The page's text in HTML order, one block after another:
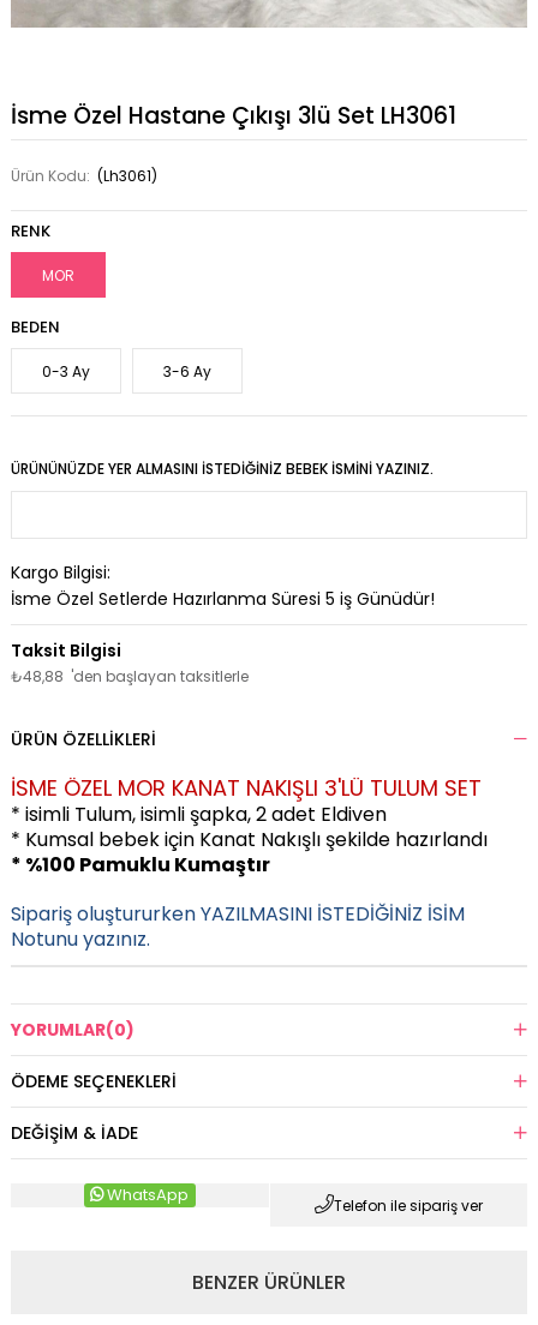
İsme Özel Hastane Çıkışı 3lü Set LH3061
Ürün Kodu: (Lh3061)
RENK
MOR
BEDEN
0-3 Ay 3-6 Ay
ÜRÜNÜNÜZDE YER ALMASINI İSTEDIĞINIZ BEBEK İSMINI YAZINIZ.
Kargo Bilgisi:
İsme Özel Setlerde Hazırlanma Süresi 5 iş Günüdür!
₺48,88 'den başlayan taksitlerle
ÜRÜN ÖZELLIKLERI
İSME ÖZEL MOR KANAT NAKIŞLI 3'LÜ TULUM SET
* isimli Tulum, isimli şapka,2 adet Eldiven
* Kumsal bebek için Kanat Nakışlışekilde hazırlandı
* %100 Pamuklu Kumaştır
Sipariş oluştururken YAZILMASINI İSTEDİĞİNİZ İSİM
Notunu yazınız.
YORUMLAR(0)
ÖDEME SEÇENEKLERI
DEĞIŞIM & İADE
Telefon ile sipariş ver
WhatsApp
BENZER ÜRÜNLER